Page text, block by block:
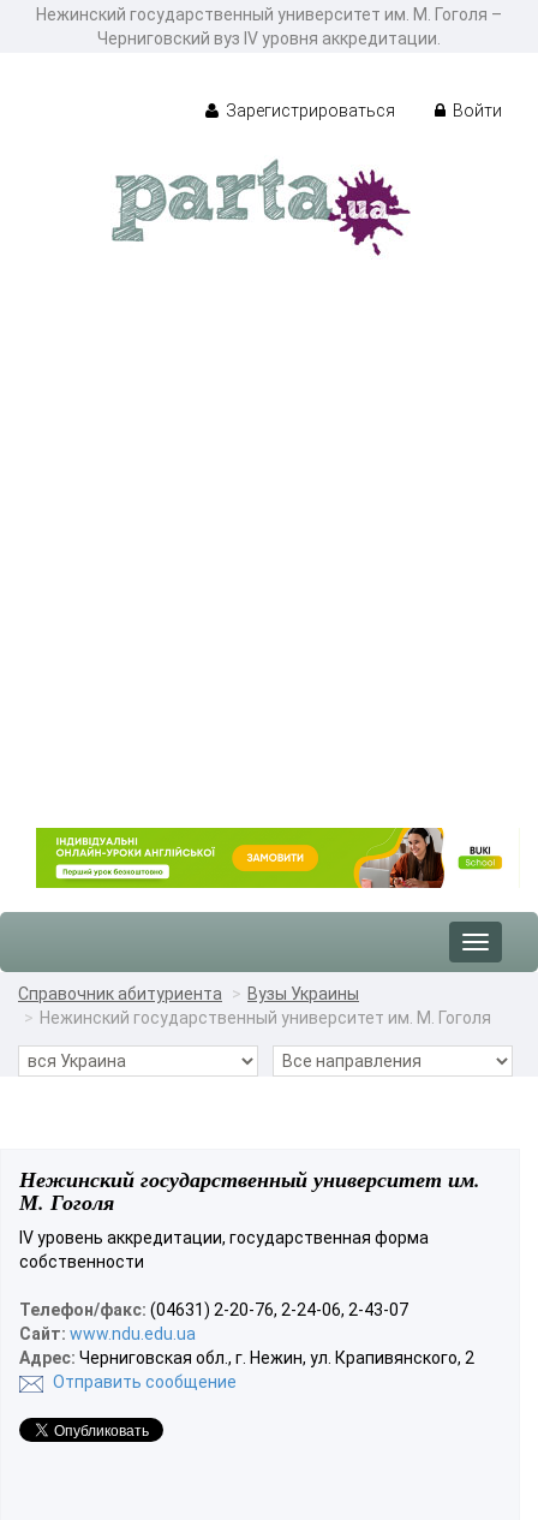
Нежинский государственный университет им. М. Гоголя –
Черниговский вуз IV уровня аккредитации.
Зарегистрироваться Войти
Toggle
Справочник абитуриента
Вузы Украины
Нежинский государственный университет им. М. Гоголя
Нежинский государственный университет им.
М. Гоголя
IV уровень аккредитации, государственная форма
собственности
Телефон/факс: (04631) 2-20-76, 2-24-06, 2-43-07
Сайт: www.ndu.edu.ua
Адрес: Черниговская обл., г. Нежин, ул. Крапивянского, 2
Отправить сообщение